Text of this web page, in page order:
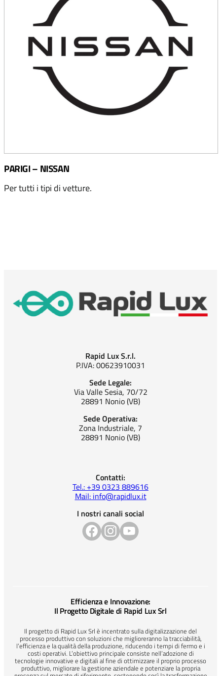
PARIGI – NISSAN
Per tutti i tipi di vetture.
Rapid Lux S.r.l.
P.IVA: 00623910031
Sede Legale:
Via Valle Sesia, 70/72
28891 Nonio (VB)
Sede Operativa:
Zona Industriale, 7
28891 Nonio (VB)
Contatti:
Tel.: +39 0323 889616
Mail: info@rapidlux.it
I nostri canali social
Efficienza e Innovazione:
Il Progetto Digitale di Rapid Lux Srl
Il progetto di Rapid Lux Srl è incentrato sulla digitalizzazione del
processo produttivo con soluzioni che miglioreranno la tracciabilità,
l’efficienza e la qualità della produzione, riducendo i tempi di fermo e i
costi operativi. L’obiettivo principale consiste nell’adozione di
tecnologie innovative e digitali al fine di ottimizzare il proprio processo
produttivo, migliorare la gestione aziendale e potenziare la propria